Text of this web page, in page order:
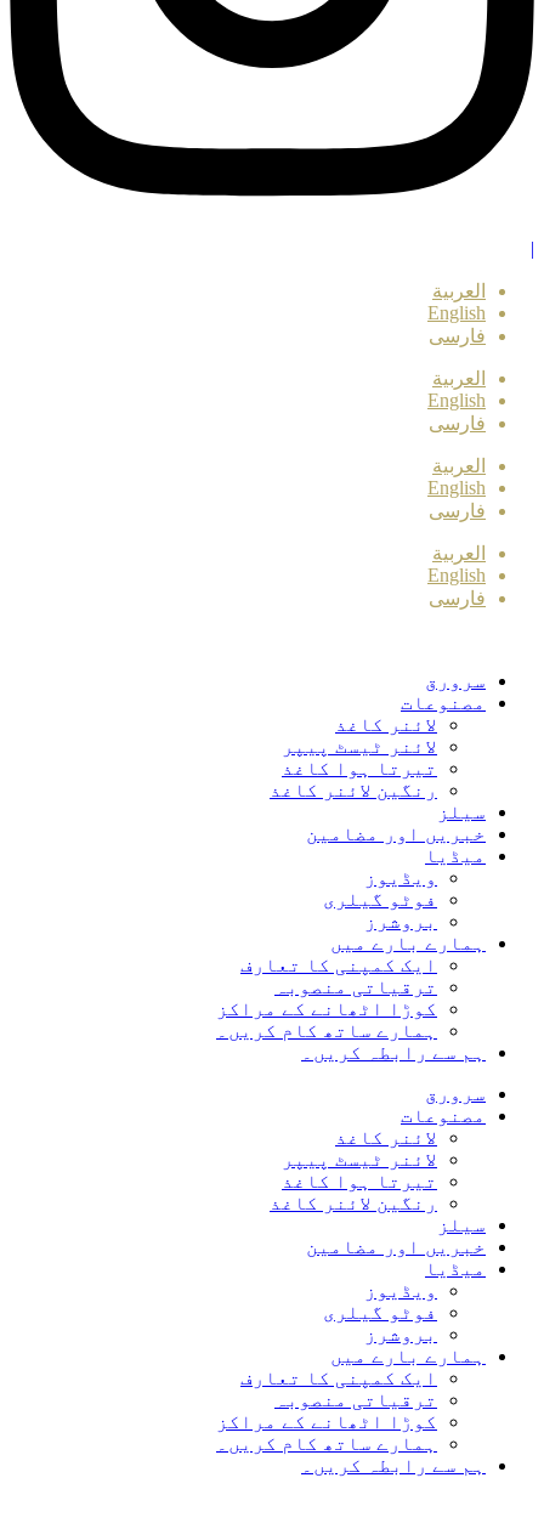
|
العربية
English
فارسی
العربية
English
فارسی
العربية
English
فارسی
العربية
English
فارسی
سرورق
مصنوعات
لائنر کاغذ
لائنر ٹیسٹ پیپر
تیرتا ہوا کاغذ
رنگین لائنر کاغذ
سیلز
خبریں اور مضامین
میڈیا
ویڈیوز
فوٹو گیلری
بروشرز
ہمارے بارے میں
ایک کمپنی کا تعارف
ترقیاتی منصوبہ
کوڑا اٹھانے کے مراکز
ہمارے ساتھ کام کریں۔
ہم سے رابطہ کریں۔
سرورق
مصنوعات
لائنر کاغذ
لائنر ٹیسٹ پیپر
تیرتا ہوا کاغذ
رنگین لائنر کاغذ
سیلز
خبریں اور مضامین
میڈیا
ویڈیوز
فوٹو گیلری
بروشرز
ہمارے بارے میں
ایک کمپنی کا تعارف
ترقیاتی منصوبہ
کوڑا اٹھانے کے مراکز
ہمارے ساتھ کام کریں۔
ہم سے رابطہ کریں۔